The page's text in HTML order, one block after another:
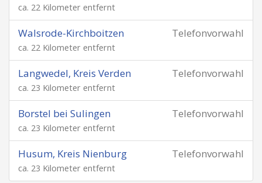
ca. 22 Kilometer entfernt
Telefonvorwahl
Walsrode-Kirchboitzen
ca. 22 Kilometer entfernt
Telefonvorwahl
Langwedel, Kreis Verden
ca. 23 Kilometer entfernt
Telefonvorwahl
Borstel bei Sulingen
ca. 23 Kilometer entfernt
Telefonvorwahl
Husum, Kreis Nienburg
ca. 23 Kilometer entfernt